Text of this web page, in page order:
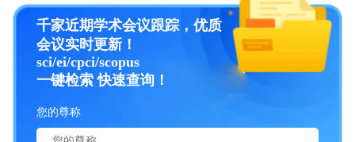
千家近期学术会议跟踪，优质
会议实时更新！
sci/ei/cpci/scopus
一键检索 快速查询！
您的尊称